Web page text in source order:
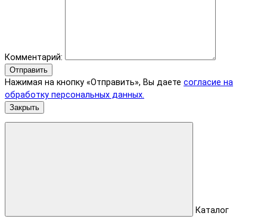
Комментарий:
Отправить
Нажимая на кнопку «Отправить», Вы даете согласие на
обработку персональных данных.
Закрыть
Каталог